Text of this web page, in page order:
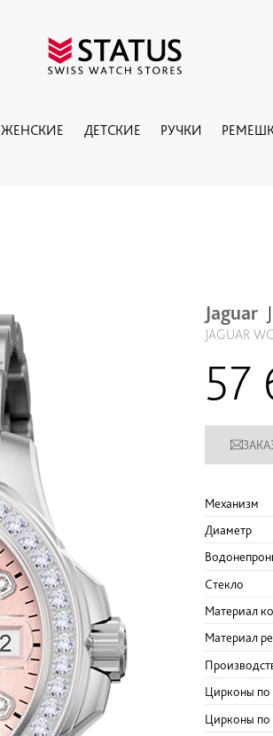
ЖЕНСКИЕ ДЕТСКИЕ РУЧКИ
Jaguar
JAGUAR
57
Механизм
Диаметр
Стекло
Материал
Материал
Цирконы по
Цирконы по